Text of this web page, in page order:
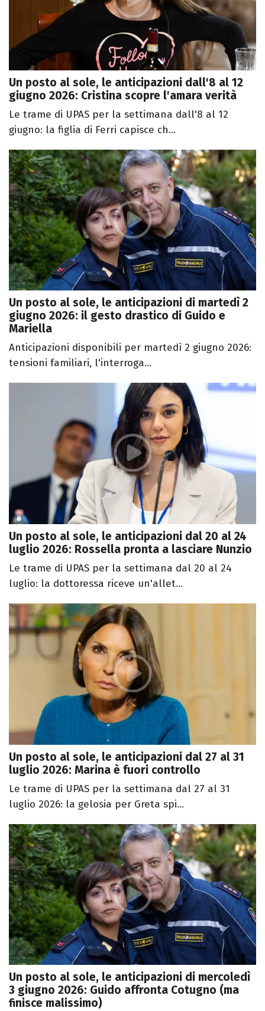
Un posto al sole, le anticipazioni dall'8 al 12
giugno 2026: Cristina scopre l'amara verità
Le trame di UPAS per la settimana dall'8 al 12
giugno: la figlia di Ferri capisce ch...
Un posto al sole, le anticipazioni di martedì 2
giugno 2026: il gesto drastico di Guido e
Mariella
Anticipazioni disponibili per martedì 2 giugno 2026:
tensioni familiari, l'interroga...
Un posto al sole, le anticipazioni dal 20 al 24
luglio 2026: Rossella pronta a lasciare Nunzio
Le trame di UPAS per la settimana dal 20 al 24
luglio: la dottoressa riceve un'allet...
Un posto al sole, le anticipazioni dal 27 al 31
luglio 2026: Marina è fuori controllo
Le trame di UPAS per la settimana dal 27 al 31
luglio 2026: la gelosia per Greta spi...
Un posto al sole, le anticipazioni di mercoledì
3 giugno 2026: Guido affronta Cotugno (ma
finisce malissimo)